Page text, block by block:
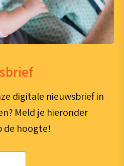
digitale nieuwsbrief in
Meld je hieronder
de hoogte!